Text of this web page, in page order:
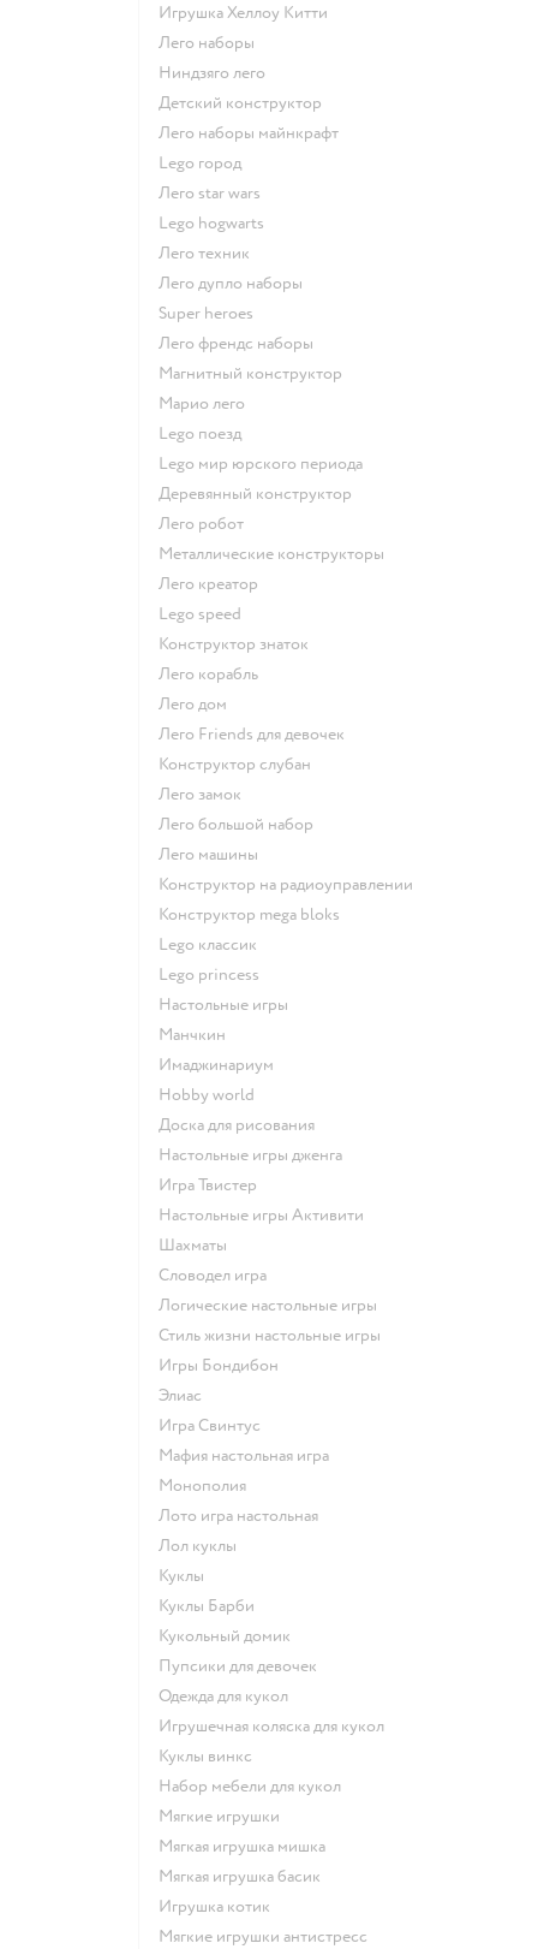
Игрушка Хеллоу Китти
Лего наборы
Ниндзяго лего
Детский конструктор
Лего наборы майнкрафт
Lego город
Лего star wars
Lego hogwarts
Лего техник
Лего дупло наборы
Super heroes
Лего френдс наборы
Магнитный конструктор
Марио лего
Lego поезд
Lego мир юрского периода
Деревянный конструктор
Лего робот
Металлические конструкторы
Лего креатор
Lego speed
Конструктор знаток
Лего корабль
Лего дом
Лего Friends для девочек
Конструктор слубан
Лего замок
Лего большой набор
Лего машины
Конструктор на радиоуправлении
Конструктор mega bloks
Lego классик
Lego princess
Настольные игры
Манчкин
Имаджинариум
Hobby world
Доска для рисования
Настольные игры дженга
Игра Твистер
Настольные игры Активити
Шахматы
Словодел игра
Логические настольные игры
Стиль жизни настольные игры
Игры Бондибон
Элиас
Игра Свинтус
Мафия настольная игра
Монополия
Лото игра настольная
Лол куклы
Куклы
Куклы Барби
Кукольный домик
Пупсики для девочек
Одежда для кукол
Игрушечная коляска для кукол
Куклы винкс
Набор мебели для кукол
Мягкие игрушки
Мягкая игрушка мишка
Мягкая игрушка басик
Игрушка котик
Мягкие игрушки антистресс